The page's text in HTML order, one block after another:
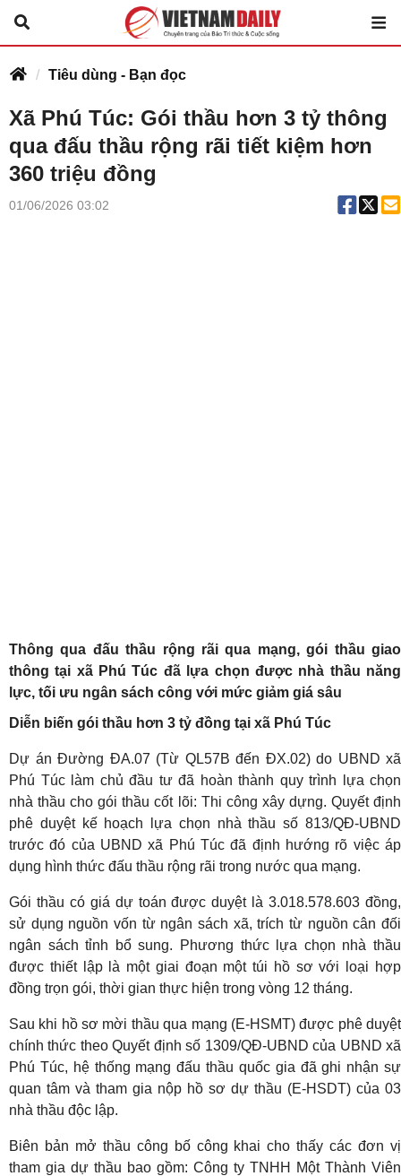
Tiêu dùng - Bạn đọc
Xã Phú Túc: Gói thầu hơn 3 tỷ thông
qua đấu thầu rộng rãi tiết kiệm hơn
360 triệu đồng
01/06/2026 03:02
Thông qua đấu thầu rộng rãi qua mạng, gói thầu giao
thông tại xã Phú Túc đã lựa chọn được nhà thầu năng
lực, tối ưu ngân sách công với mức giảm giá sâu
Diễn biến gói thầu hơn 3 tỷ đồng tại xã Phú Túc
Dự án Đường ĐA.07 (Từ QL57B đến ĐX.02) do UBND xã
Phú Túc làm chủ đầu tư đã hoàn thành quy trình lựa chọn
nhà thầu cho gói thầu cốt lõi: Thi công xây dựng. Quyết định
phê duyệt kế hoạch lựa chọn nhà thầu số 813/QĐ-UBND
trước đó của UBND xã Phú Túc đã định hướng rõ việc áp
dụng hình thức đấu thầu rộng rãi trong nước qua mạng.
Gói thầu có giá dự toán được duyệt là 3.018.578.603 đồng,
sử dụng nguồn vốn từ ngân sách xã, trích từ nguồn cân đối
ngân sách tỉnh bổ sung. Phương thức lựa chọn nhà thầu
được thiết lập là một giai đoạn một túi hồ sơ với loại hợp
đồng trọn gói, thời gian thực hiện trong vòng 12 tháng.
Sau khi hồ sơ mời thầu qua mạng (E-HSMT) được phê duyệt
chính thức theo Quyết định số 1309/QĐ-UBND của UBND xã
Phú Túc, hệ thống mạng đấu thầu quốc gia đã ghi nhận sự
quan tâm và tham gia nộp hồ sơ dự thầu (E-HSDT) của 03
nhà thầu độc lập.
Biên bản mở thầu công bố công khai cho thấy các đơn vị
tham gia dự thầu bao gồm: Công ty TNHH Một Thành Viên